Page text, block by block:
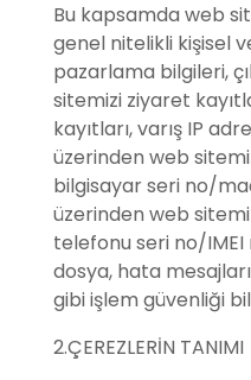
Bu kapsamda web
genel nitelikli kişisel
pazarlama bilgileri,
sitemizi ziyaret
kayıtları, varış IP
üzerinden web
bilgisayar seri no/
üzerinden web
telefonu seri no/IMEI
dosya, hata
gibi işlem güvenliği
2.ÇEREZLERİN TANIMI